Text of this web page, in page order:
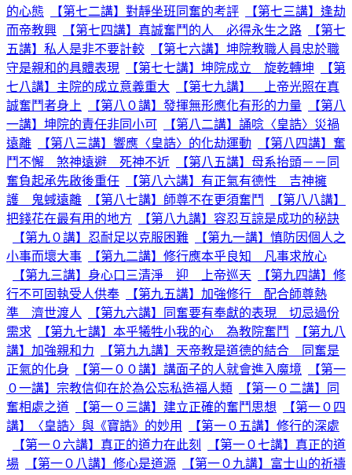
的心態
【第七二講】對靜坐班同奮的考評
【第七三講】逢劫
而帝教興
【第七四講】真誠奮鬥的人 必得永生之路
【第七
五講】私人是非不要計較
【第七六講】坤院教職人員忠於職
守是親和的具體表現
【第七七講】坤院成立 旋乾轉坤
【第
七八講】主院的成立意義重大
【第七九講】 上帝光照在真
誠奮鬥者身上
【第八０講】發揮無形應化有形的力量
【第八
一講】坤院的責任非同小可
【第八二講】誦唸〈皇誥〉災禍
遠離
【第八三講】響應〈皇誥〉的化劫運動
【第八四講】奮
鬥不懈 煞神遠避 死神不近
【第八五講】母系抬頭－－同
奮負起承先啟後重任
【第八六講】有正氣有德性 吉神擁
護 鬼蜮遠離
【第八七講】師尊不在更須奮鬥
【第八八講】
把錢花在最有用的地方
【第八九講】容忍互諒是成功的秘訣
【第九０講】忍耐足以克服困難
【第九一講】慎防因個人之
小事而壞大事
【第九二講】修行應本乎良知 凡事求放心
【第九三講】身心口三清淨 迎 上帝巡天
【第九四講】修
行不可固執受人供奉
【第九五講】加強修行 配合師尊熱
準 濟世渡人
【第九六講】同奮要有奉獻的表現 切忌過份
需求
【第九七講】本乎犧牲小我的心 為教院奮鬥
【第九八
講】加強親和力
【第九九講】天帝教是道德的結合 同奮是
正氣的化身
【第一００講】講面子的人就會進入魔境
【第一
０一講】宗教信仰在於為公忘私造福人類
【第一０二講】同
奮相處之道
【第一０三講】建立正確的奮鬥思想
【第一０四
講】〈皇誥〉與《寶誥》的妙用
【第一０五講】修行的深處
【第一０六講】真正的道力在此刻
【第一０七講】真正的道
場
【第一０八講】修心是道源
【第一０九講】富士山的祈禱